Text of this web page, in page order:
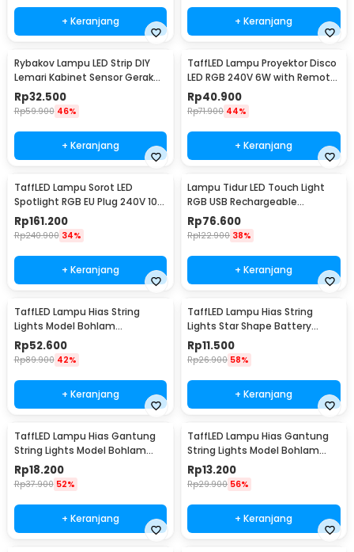
+ Keranjang + Keranjang
Rybakov Lampu LED Strip DIY
Lemari Kabinet Sensor Gerak
4.5W 1M - 2835
Rp32.500
Rp59.900 46%
+ Keranjang
TaffLED Lampu Proyektor Disco
LED RGB 240V 6W with Remote
Control - CY-LV-RG
Rp40.900
Rp71.900 44%
+ Keranjang
TaffLED Lampu Sorot LED
Spotlight RGB EU Plug 240V 10W
- L18RG
Rp161.200
Rp240.900 34%
+ Keranjang
Lampu Tidur LED Touch Light
RGB USB Rechargeable
1500mAh 5V 3W - F8-1
Rp76.600
Rp122.900 38%
+ Keranjang
TaffLED Lampu Hias String
Lights Model Bohlam
Waterproof 20 LED 5M - PD039
Rp52.600
Rp89.900 42%
+ Keranjang
TaffLED Lampu Hias String
Lights Star Shape Battery
Power 20 LED 3M - 2G11
Rp11.500
Rp26.900 58%
+ Keranjang
TaffLED Lampu Hias Gantung
String Lights Model Bohlam
Mini Waterproof 6M - ZYD0931
Rp18.200
Rp37.900 52%
+ Keranjang
TaffLED Lampu Hias Gantung
String Lights Model Bohlam
Mini Waterproof 3M - ZYD0931
Rp13.200
Rp29.900 56%
+ Keranjang